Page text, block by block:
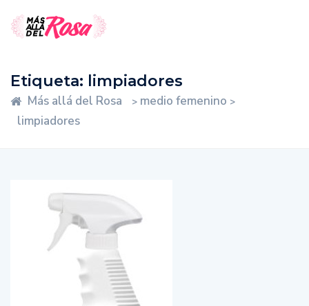
Etiqueta: limpiadores
Más allá del Rosa > medio femenino >
limpiadores